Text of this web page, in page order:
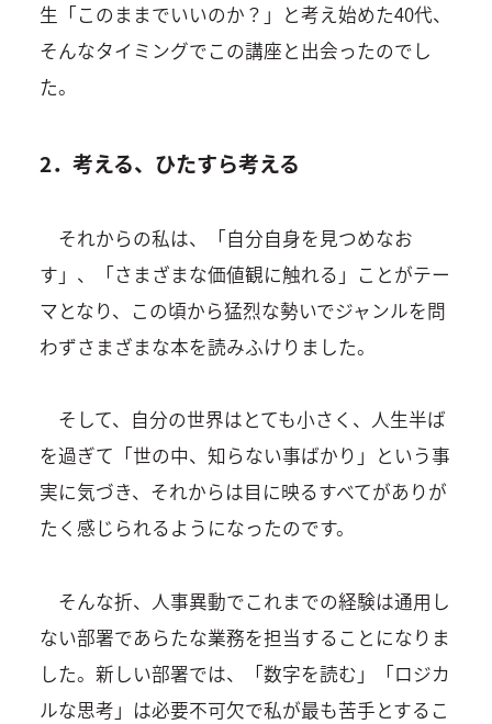
生「このままでいいのか？」と考え始めた40代、
そんなタイミングでこの講座と出会ったのでし
た。
2．考える、ひたすら考える
それからの私は、「自分自身を見つめなお
す」、「さまざまな価値観に触れる」ことがテー
マとなり、この頃から猛烈な勢いでジャンルを問
わずさまざまな本を読みふけりました。
そして、自分の世界はとても小さく、人生半ば
を過ぎて「世の中、知らない事ばかり」という事
実に気づき、それからは目に映るすべてがありが
たく感じられるようになったのです。
そんな折、人事異動でこれまでの経験は通用し
ない部署であらたな業務を担当することになりま
した。新しい部署では、「数字を読む」「ロジカ
ルな思考」は必要不可欠で私が最も苦手とするこ